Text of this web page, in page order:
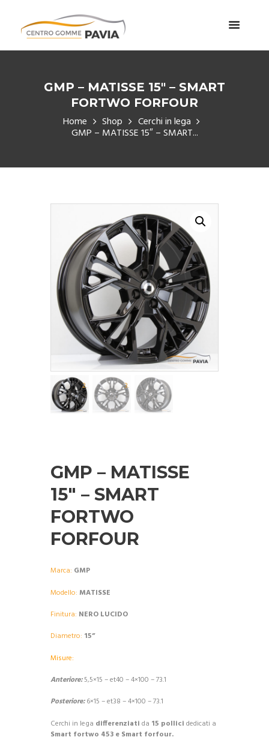
GMP – MATISSE 15″ – SMART
FORTWO FORFOUR
Home Shop Cerchi in lega
GMP – MATISSE 15″ – SMART...
GMP – MATISSE
15″ – SMART
FORTWO
FORFOUR
Marca: GMP
Modello: MATISSE
Finitura: NERO LUCIDO
Diametro: 15”
Misure:
Anteriore:5,5×15 – et40 – 4×100 – 73.1
Posteriore:6×15 – et38 – 4×100 – 73.1
Cerchi in lega differenziati da 15 pollici dedicati a
Smart fortwo 453 e Smart forfour.